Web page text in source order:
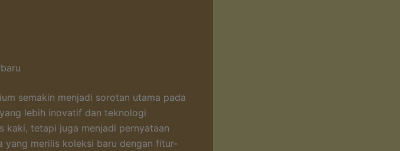
semakin menjadi sorotan utama pada
lebih inovatif dan teknologi
kaki, tetapi juga menjadi pernyataan
yang merilis koleksi baru dengan fitur-